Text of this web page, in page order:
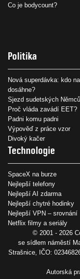
Co je bodycount?
Politika
Nová superdávka: kdo
dosáhne?
Sjezd sudetských Němců
Proč vláda zavádí EET?
Padni komu padni
Výpověď z práce vzor
Divoký kačer
Technologie
SpaceX na burze
Nejlepší telefony
Nejlepší AI zdarma
Nejlepší chytré hodinky
Nejlepší VPN – srovnání
Netflix filmy a seriály
© 2001 - 2026
se sídlem náměstí
Strašnice, IČO:
Autorská